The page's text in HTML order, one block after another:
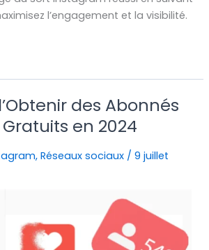
l’engagement et la visibilité.
des Abonnés
en 2024
,Réseaux sociaux /9 juillet